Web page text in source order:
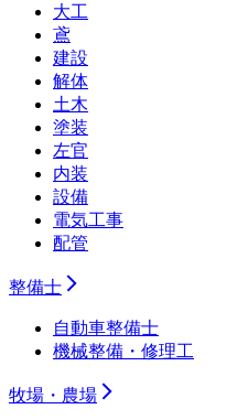
大工
鳶
建設
解体
土木
塗装
左官
内装
設備
電気工事
配管
整備士
自動車整備士
機械整備・修理工
牧場・農場